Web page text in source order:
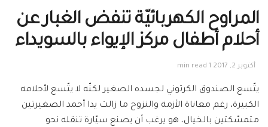
المراوح الكهربائيّة تنفض الغبار عن
أحلام أطفال مركز الإيواء بالسويداء
أكتوبر 2, 2017 1 min read
يتّسع الصندوق الكرتوني لجسده الصغير لكنّه لا يتّسع لأحلامه
الكبيرة، رغم معاناة الأزمة والنزوح ما زالت يدا أحمد الصغيرتين
متمسّكتين بالخيال، هو يرغب أن يصنع سيّارة تنقله نحو